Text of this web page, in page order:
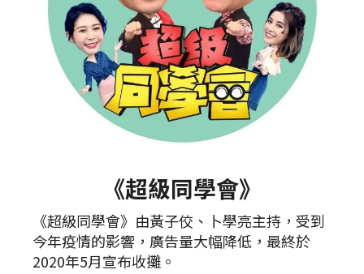
《超級同學會》
《超級同學會》由黃子佼、卜學亮主持，受到
今年疫情的影響，廣告量大幅降低，最終於
2020年5月宣布收攤。